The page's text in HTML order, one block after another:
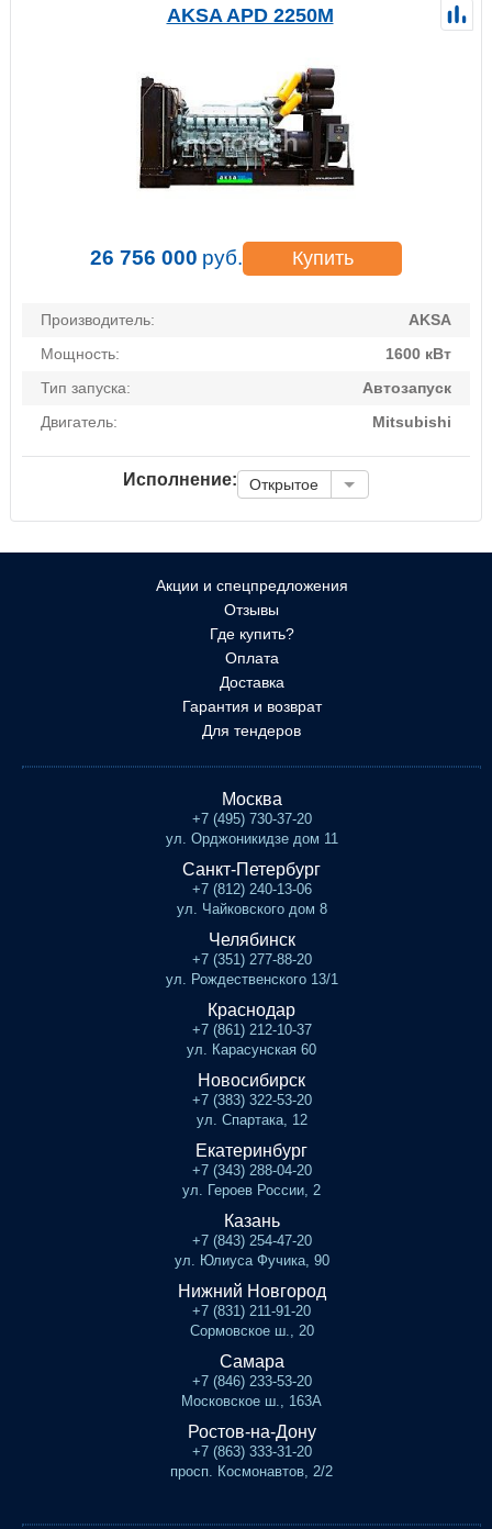
AKSA APD 2250M
26 756 000 руб. Купить
Производитель:
AKSA
Мощность:
1600 кВт
Тип запуска:
Автозапуск
Двигатель:
Mitsubishi
Исполнение: Открытое
Акции и спецпредложения
Отзывы
Где купить?
Оплата
Доставка
Гарантия и возврат
Для тендеров
Москва
+7 (495) 730-37-20
ул. Орджоникидзе дом 11
Санкт-Петербург
+7 (812) 240-13-06
ул. Чайковского дом 8
Челябинск
+7 (351) 277-88-20
ул. Рождественского 13/1
Краснодар
+7 (861) 212-10-37
ул. Карасунская 60
Новосибирск
+7 (383) 322-53-20
ул. Спартака, 12
Екатеринбург
+7 (343) 288-04-20
ул. Героев России, 2
Казань
+7 (843) 254-47-20
ул. Юлиуса Фучика, 90
Нижний Новгород
+7 (831) 211-91-20
Сормовское ш., 20
Самара
+7 (846) 233-53-20
Московское ш., 163А
Ростов-на-Дону
+7 (863) 333-31-20
просп. Космонавтов, 2/2